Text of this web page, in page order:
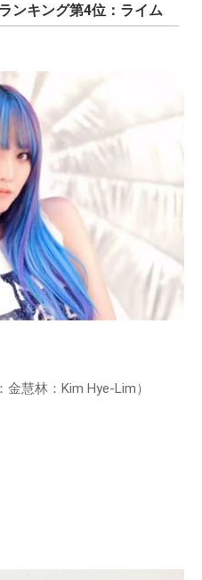
ンキング第4位：ライム
慧林：Kim Hye-Lim）